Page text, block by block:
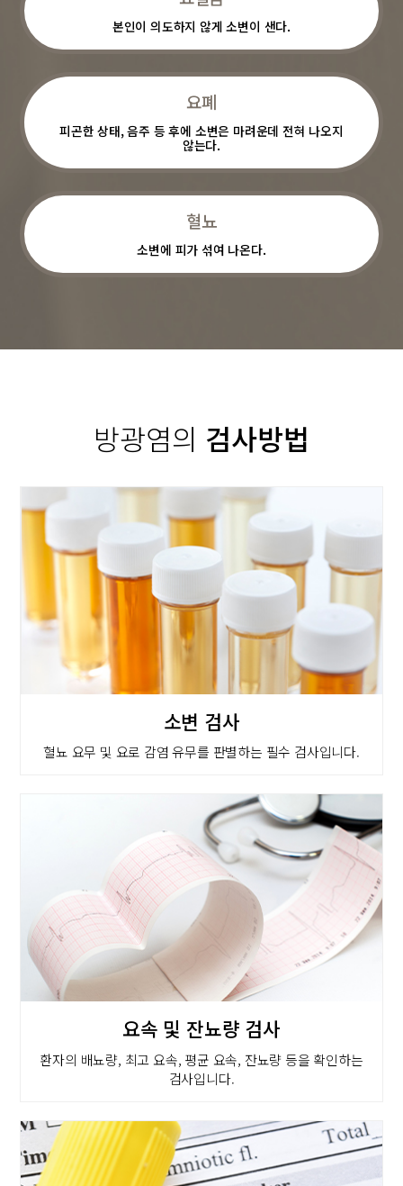
본인이 의도하지 않게 소변이 샌다.
요폐
피곤한 상태, 음주 등 후에 소변은 마려운데 전혀 나오지
않는다.
혈뇨
소변에 피가 섞여 나온다.
방광염의 검사방법
소변 검사
혈뇨 요무 및 요로 감염 유무를 판별하는 필수 검사입니다.
요속 및 잔뇨량 검사
환자의 배뇨량, 최고 요속, 평균 요속, 잔뇨량 등을 확인하는
검사입니다.